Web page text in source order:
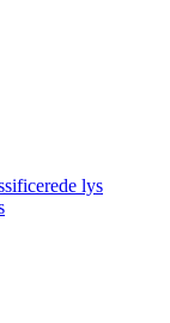
lys